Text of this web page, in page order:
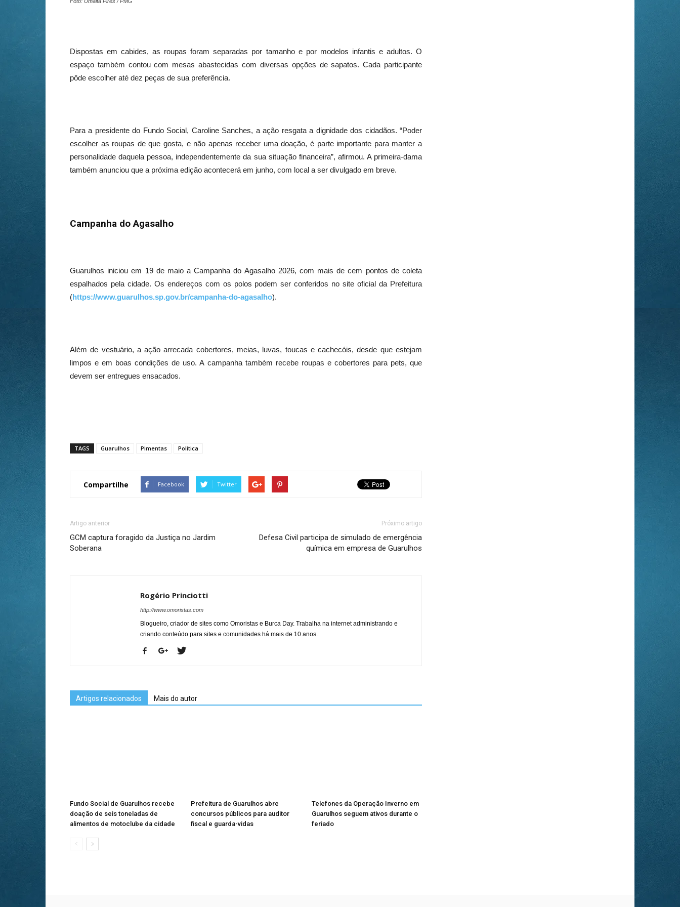
Foto: Umaitá Pires / PMG
Dispostas em cabides, as roupas foram separadas por tamanho e por modelos infantis e adultos. O
espaço também contou com mesas abastecidas com diversas opções de sapatos. Cada participante
pôde escolher até dez peças de sua preferência.
Para a presidente do Fundo Social, Caroline Sanches, a ação resgata a dignidade dos cidadãos. “Poder
escolher as roupas de que gosta, e não apenas receber uma doação, é parte importante para manter a
personalidade daquela pessoa, independentemente da sua situação financeira”, afirmou. A primeira-dama
também anunciou que a próxima edição acontecerá em junho, com local a ser divulgado em breve.
Campanha do Agasalho
Guarulhos iniciou em 19 de maio a Campanha do Agasalho 2026, com mais de cem pontos de coleta
espalhados pela cidade. Os endereços com os polos podem ser conferidos no site oficial da Prefeitura
(https://www.guarulhos.sp.gov.br/campanha-do-agasalho).
Além de vestuário, a ação arrecada cobertores, meias, luvas, toucas e cachecóis, desde que estejam
limpos e em boas condições de uso. A campanha também recebe roupas e cobertores para pets, que
devem ser entregues ensacados.
TAGS Guarulhos Pimentas Política
Compartilhe Facebook Twitter
Artigo anterior
GCM captura foragido da Justiça no Jardim
Soberana
Próximo artigo
Defesa Civil participa de simulado de emergência
química em empresa de Guarulhos
Rogério Princiotti
http://www.omoristas.com
Blogueiro, criador de sites como Omoristas e Burca Day. Trabalha na internet administrando e
criando conteúdo para sites e comunidades há mais de 10 anos.
Artigos relacionados Mais do autor
Fundo Social de Guarulhos recebe
doação de seis toneladas de
alimentos de motoclube da cidade
Prefeitura de Guarulhos abre
concursos públicos para auditor
fiscal e guarda-vidas
Telefones da Operação Inverno em
Guarulhos seguem ativos durante o
feriado